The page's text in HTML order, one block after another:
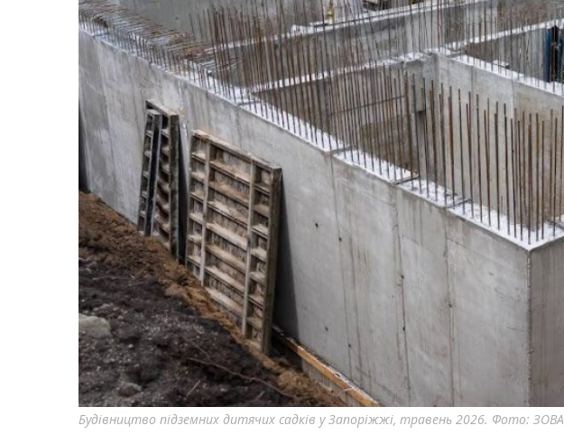
Будівництво підземних дитячих садків у Запоріжжі, травень 2026. Фото: ЗОВА